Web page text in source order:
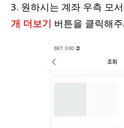
3. 원하시는 계좌 우측 모
개 더보기 버튼을 클릭해